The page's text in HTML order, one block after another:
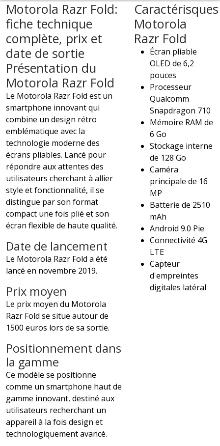
Motorola Razr Fold:
fiche technique
complète, prix et
date de sortie
Présentation du
Motorola Razr Fold
Le Motorola Razr Fold est un
smartphone innovant qui
combine un design rétro
emblématique avec la
technologie moderne des
écrans pliables. Lancé pour
répondre aux attentes des
utilisateurs cherchant à allier
style et fonctionnalité, il se
distingue par son format
compact une fois plié et son
écran flexible de haute qualité.
Date de lancement
Le Motorola Razr Fold a été
lancé en novembre 2019.
Prix moyen
Le prix moyen du Motorola
Razr Fold se situe autour de
1500 euros lors de sa sortie.
Positionnement dans
la gamme
Ce modèle se positionne
comme un smartphone haut de
gamme innovant, destiné aux
utilisateurs recherchant un
appareil à la fois design et
technologiquement avancé.
Caractérisques
Motorola
Razr Fold
Écran pliable
OLED de 6,2
pouces
Processeur
Qualcomm
Snapdragon 710
Mémoire RAM de
6 Go
Stockage interne
de 128 Go
Caméra
principale de 16
MP
Batterie de 2510
mAh
Android 9.0 Pie
Connectivité 4G
LTE
Capteur
d'empreintes
digitales latéral